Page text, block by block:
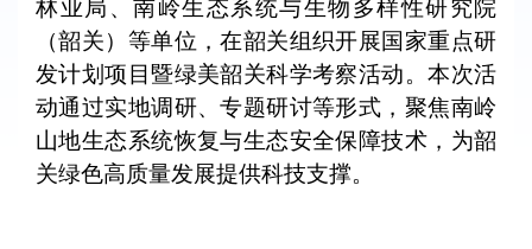
林业局、南岭生态系统与生物多样性研究院
（韶关）等单位，在韶关组织开展国家重点研
发计划项目暨绿美韶关科学考察活动。本次活
动通过实地调研、专题研讨等形式，聚焦南岭
山地生态系统恢复与生态安全保障技术，为韶
关绿色高质量发展提供科技支撑。